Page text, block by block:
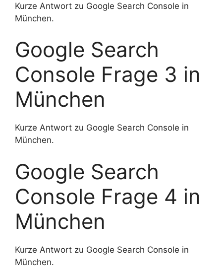
Kurze Antwort zu Google Search Console in
München.
Google Search
Console Frage 3 in
München
Kurze Antwort zu Google Search Console in
München.
Google Search
Console Frage 4 in
München
Kurze Antwort zu Google Search Console in
München.